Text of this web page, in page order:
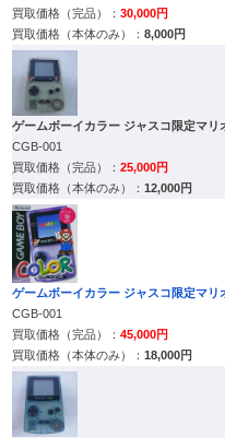
30,000円
8,000円
ゲームボーイカラー ジャスコ限定マリ
CGB-001
25,000円
12,000円
ゲームボーイカラー ジャスコ限定マリ
CGB-001
45,000円
18,000円